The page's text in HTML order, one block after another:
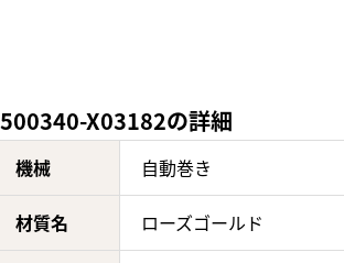
X03182の詳細
機械 自動巻き
材質名 ローズゴールド